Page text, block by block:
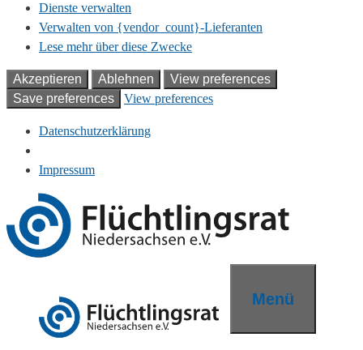
Dienste verwalten
Verwalten von {vendor_count}-Lieferanten
Lese mehr über diese Zwecke
Akzeptieren Ablehnen
View preferences
Save preferences
View preferences
Datenschutzerklärung
Impressum
Inhalt
springen
Menü